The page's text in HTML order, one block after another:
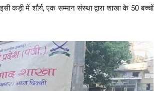
कड़ी में शौर्य, एक सम्मान संस्था द्वारा शाखा के 50 बच्चों